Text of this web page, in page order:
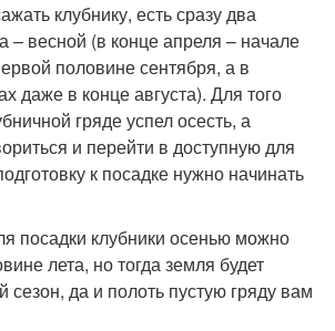
клубнику, есть сразу два
– весной (в конце апреля – начале
половине сентября, а в
даже в конце августа). Для того
гряде успел осесть, а
и перейти в доступную для
к посадке нужно начинать
посадки клубники осенью можно
лета, но тогда земля будет
сезон, да и полоть пустую гряду вам